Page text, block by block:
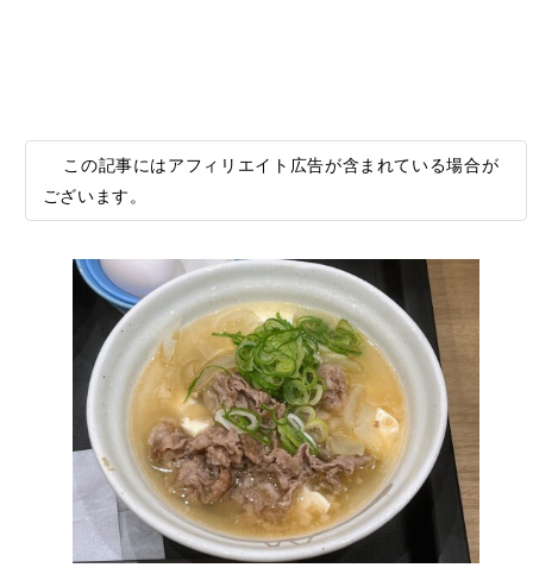
この記事にはアフィリエイト広告が含まれている場合が
ございます。